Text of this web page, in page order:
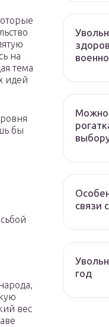
на
тема
идей
бы
вес
Можно
связи
год